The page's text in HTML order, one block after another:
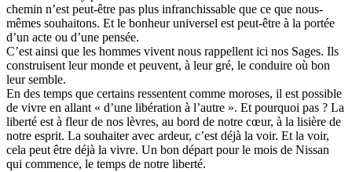
chemin n’est peut-être pas plus infranchissable que ce que nous-
mêmes souhaitons. Et le bonheur universel est peut-être à la portée
d’un acte ou d’une pensée.
C’est ainsi que les hommes vivent nous rappellent ici nos Sages. Ils
construisent leur monde et peuvent, à leur gré, le conduire où bon
leur semble.
En des temps que certains ressentent comme moroses, il est possible
de vivre en allant « d’une libération à l’autre ». Et pourquoi pas ? La
liberté est à fleur de nos lèvres, au bord de notre cœur, à la lisière de
notre esprit. La souhaiter avec ardeur, c’est déjà la voir. Et la voir,
cela peut être déjà la vivre. Un bon départ pour le mois de Nissan
qui commence, le temps de notre liberté.